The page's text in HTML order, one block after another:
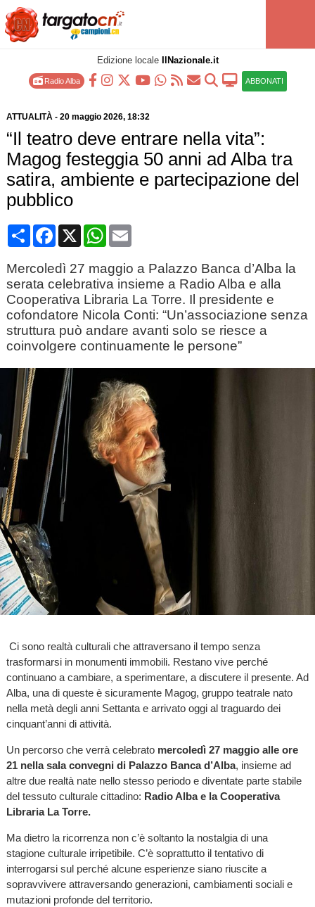
Edizione locale IlNazionale.it
Radio Alba ABBONATI
ATTUALITÀ- 20 maggio 2026, 18:32
“Il teatro deve entrare nella vita”:
Magog festeggia 50 anni ad Alba tra
satira, ambiente e partecipazione del
pubblico
CondividiFacebook
X WhatsApp
Email
Mercoledì 27 maggio a Palazzo Banca d’Alba la
serata celebrativa insieme a Radio Alba e alla
Cooperativa Libraria La Torre. Il presidente e
cofondatore Nicola Conti: “Un’associazione senza
struttura può andare avanti solo se riesce a
coinvolgere continuamente le persone”
Ci sono realtà culturali che attraversano il tempo senza
trasformarsi in monumenti immobili. Restano vive perché
continuano a cambiare, a sperimentare, a discutere il presente. Ad
Alba, una di queste è sicuramente Magog, gruppo teatrale nato
nella metà degli anni Settanta e arrivato oggi al traguardo dei
cinquant’anni di attività.
Un percorso che verrà celebrato mercoledì 27 maggio alle ore
21 nella sala convegni di Palazzo Banca d’Alba, insieme ad
altre due realtà nate nello stesso periodo e diventate parte stabile
del tessuto culturale cittadino: Radio Alba e la Cooperativa
Libraria La Torre.
Ma dietro la ricorrenza non c’è soltanto la nostalgia di una
stagione culturale irripetibile. C’è soprattutto il tentativo di
interrogarsi sul perché alcune esperienze siano riuscite a
sopravvivere attraversando generazioni, cambiamenti sociali e
mutazioni profonde del territorio.